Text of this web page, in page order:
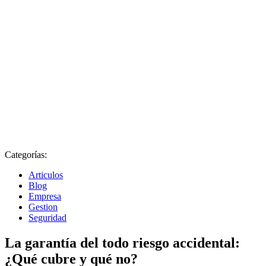
Categorías:
Articulos
Blog
Empresa
Gestion
Seguridad
La garantía del todo riesgo accidental:
¿Qué cubre y qué no?